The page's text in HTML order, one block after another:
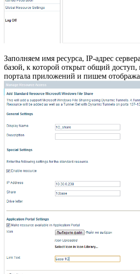
Заполняем имя ресурса, IP-адрес
базой, к которой открыт общий
портала приложений и пишем